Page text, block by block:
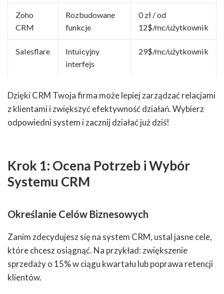
Zoho
CRM
Rozbudowane
funkcje
0 zł / od
12$/mc/użytkownik
Salesflare
Intuicyjny
interfejs
29$/mc/użytkownik
Dzięki CRM Twoja firma może lepiej zarządzać relacjami
z klientami i zwiększyć efektywność działań. Wybierz
odpowiedni system i zacznij działać już dziś!
Krok 1: Ocena Potrzeb i Wybór
Systemu CRM
Określanie Celów Biznesowych
Zanim zdecydujesz się na system CRM, ustal jasne cele,
które chcesz osiągnąć. Na przykład: zwiększenie
sprzedaży o 15% w ciągu kwartału lub poprawa retencji
klientów.